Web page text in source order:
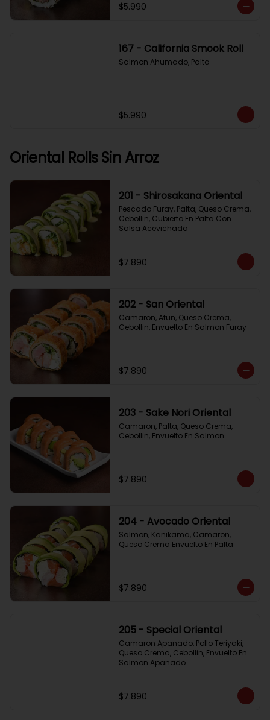
$5.990
167 - California Smook Roll
Salmon Ahumado, Palta
$5.990
Oriental Rolls Sin Arroz
201 - Shirosakana Oriental
Pescado Furay, Palta, Queso Crema,
Cebollin, Cubierto En Palta Con
Salsa Acevichada
$7.890
202 - San Oriental
Camaron, Atun, Queso Crema,
Cebollin, Envuelto En Salmon Furay
$7.890
203 - Sake Nori Oriental
Camaron, Palta, Queso Crema,
Cebollin, Envuelto En Salmon
$7.890
204 - Avocado Oriental
Salmon, Kanikama, Camaron,
Queso Crema Envuelto En Palta
$7.890
205 - Special Oriental
Camaron Apanado, Pollo Teriyaki,
Queso Crema, Cebollin, Envuelto En
Salmon Apanado
$7.890